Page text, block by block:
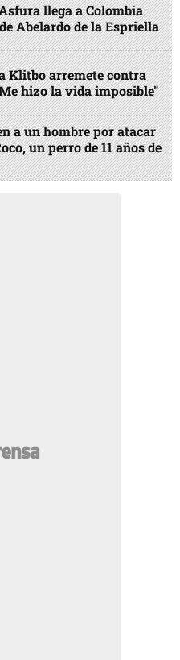
llega a Colombia
Abelardo de la Espriella
Klitbo arremete contra
hizo la vida imposible"
a un hombre por atacar
un perro de 11 años de